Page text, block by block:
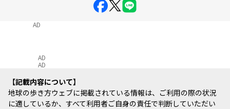
AD
AD
AD
記載内容について
地球の歩き方ウェブに掲載されている情報は、ご利用の際の状況
に適しているか、すべて利用者ご自身の責任で判断していただい